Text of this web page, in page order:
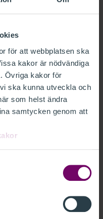
för att webbplatsen ska
kakor är nödvändiga
Övriga kakor för
ska kunna utveckla och
som helst ändra
samtycken genom att
för en controller att
Även
det mycket om att
beslutsunderlag
var i organisationen
– Ta din
till nästa
ger dig de
verktygen för att utveckla din